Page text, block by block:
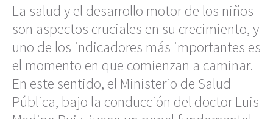
La salud y el desarrollo motor de los niños
son aspectos cruciales en su crecimiento, y
uno de los indicadores más importantes es
el momento en que comienzan a caminar.
En este sentido, el Ministerio de Salud
Pública, bajo la conducción del doctor Luis